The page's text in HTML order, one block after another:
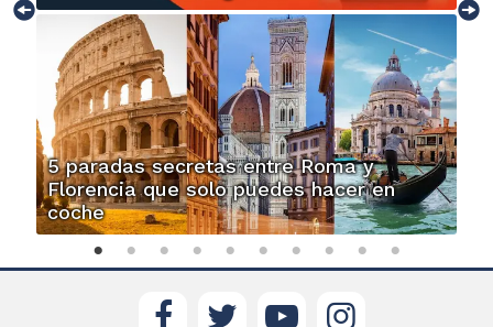
5 paradas secretas entre Roma y
Florencia que solo puedes hacer en
coche